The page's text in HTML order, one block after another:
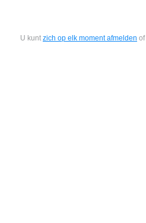
U kunt zich op elk moment afmelden of